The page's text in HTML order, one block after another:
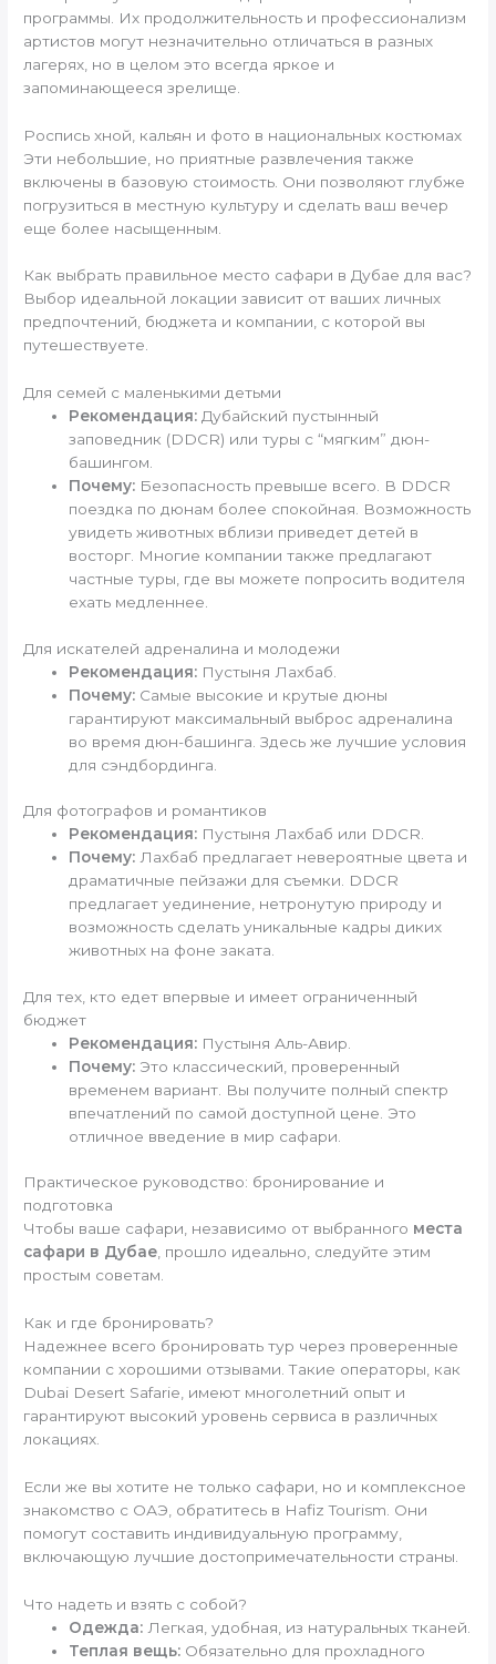
программы. Их продолжительность и профессионализм
артистов могут незначительно отличаться в разных
лагерях, но в целом это всегда яркое и
запоминающееся зрелище.
Роспись хной, кальян и фото в национальных костюмах
Эти небольшие, но приятные развлечения также
включены в базовую стоимость. Они позволяют глубже
погрузиться в местную культуру и сделать ваш вечер
еще более насыщенным.
Как выбрать правильное место сафари в Дубае для вас?
Выбор идеальной локации зависит от ваших личных
предпочтений, бюджета и компании, с которой вы
путешествуете.
Для семей с маленькими детьми
Рекомендация: Дубайский пустынный
заповедник (DDCR) или туры с “мягким” дюн-
башингом.
Почему: Безопасность превыше всего. В DDCR
поездка по дюнам более спокойная. Возможность
увидеть животных вблизи приведет детей в
восторг. Многие компании также предлагают
частные туры, где вы можете попросить водителя
ехать медленнее.
Для искателей адреналина и молодежи
Рекомендация: Пустыня Лахбаб.
Почему: Самые высокие и крутые дюны
гарантируют максимальный выброс адреналина
во время дюн-башинга. Здесь же лучшие условия
для сэндбординга.
Для фотографов и романтиков
Рекомендация: Пустыня Лахбаб или DDCR.
Почему: Лахбаб предлагает невероятные цвета и
драматичные пейзажи для съемки. DDCR
предлагает уединение, нетронутую природу и
возможность сделать уникальные кадры диких
животных на фоне заката.
Для тех, кто едет впервые и имеет ограниченный
бюджет
Рекомендация: Пустыня Аль-Авир.
Почему: Это классический, проверенный
временем вариант. Вы получите полный спектр
впечатлений по самой доступной цене. Это
отличное введение в мир сафари.
Практическое руководство: бронирование и
подготовка
Чтобы ваше сафари, независимо от выбранного места
сафари в Дубае, прошло идеально, следуйте этим
простым советам.
Как и где бронировать?
Надежнее всего бронировать тур через проверенные
компании с хорошими отзывами. Такие операторы, как
Dubai Desert Safarie, имеют многолетний опыт и
гарантируют высокий уровень сервиса в различных
локациях.
Если же вы хотите не только сафари, но и комплексное
знакомство с ОАЭ, обратитесь в Hafiz Tourism. Они
помогут составить индивидуальную программу,
включающую лучшие достопримечательности страны.
Что надеть и взять с собой?
Одежда: Легкая, удобная, из натуральных тканей.
Теплая вещь: Обязательно для прохладного